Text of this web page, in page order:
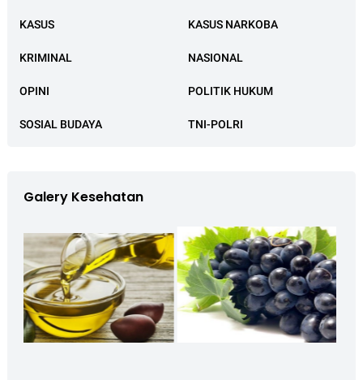
KASUS KASUS NARKOBA
KRIMINAL NASIONAL
OPINI POLITIK HUKUM
SOSIAL BUDAYA TNI-POLRI
Galery Kesehatan